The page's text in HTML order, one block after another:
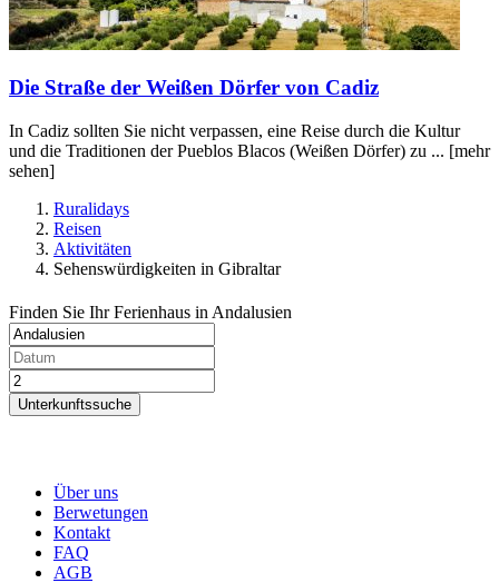
Die Straße der Weißen Dörfer von Cadiz
In Cadiz sollten Sie nicht verpassen, eine Reise durch die Kultur
und die Traditionen der Pueblos Blacos (Weißen Dörfer) zu ... [mehr
sehen]
Ruralidays
Reisen
Aktivitäten
Sehenswürdigkeiten in Gibraltar
Finden Sie Ihr Ferienhaus in Andalusien
Unterkunftssuche
Über uns
Berwetungen
Kontakt
FAQ
AGB